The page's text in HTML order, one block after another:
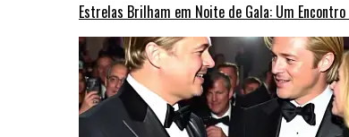
Estrelas Brilham em Noite de Gala: Um